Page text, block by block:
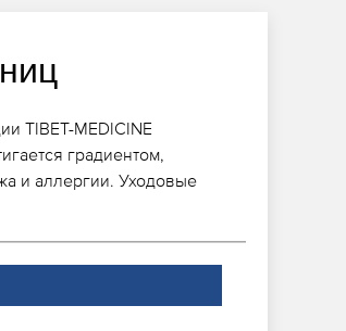
TIBET-MEDICINE
градиентом,
и аллергии. Уходовые